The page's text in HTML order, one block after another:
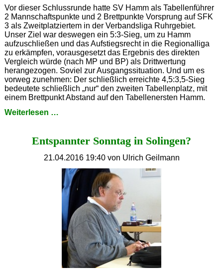
Vor dieser Schlussrunde hatte SV Hamm als Tabellenführer
2 Mannschaftspunkte und 2 Brettpunkte Vorsprung auf SFK
3 als Zweitplatziertem in der Verbandsliga Ruhrgebiet.
Unser Ziel war deswegen ein 5:3-Sieg, um zu Hamm
aufzuschließen und das Aufstiegsrecht in die Regionalliga
zu erkämpfen, vorausgesetzt das Ergebnis des direkten
Vergleich würde (nach MP und BP) als Drittwertung
herangezogen. Soviel zur Ausgangssituation. Und um es
vorweg zunehmen: Der schließlich erreichte 4,5:3,5-Sieg
bedeutete schließlich „nur“ den zweiten Tabellenplatz, mit
einem Brettpunkt Abstand auf den Tabellenersten Hamm.
Weiterlesen …
siegt
SV
Entspannter Sonntag in Solingen?
21.04.2016 19:40von Ulrich Geilmann